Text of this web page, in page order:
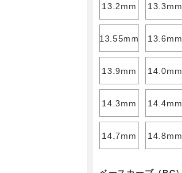
13.2mm 13.3mm
13.55mm 13.6mm
13.9mm 14.0mm
14.3mm 14.4mm
14.7mm 14.8mm